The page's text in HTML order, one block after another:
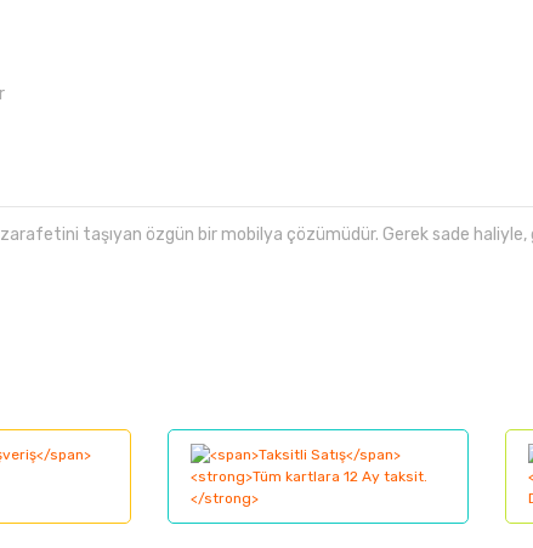
zarafetini taşıyan özgün bir mobilya çözümüdür. Gerek sade